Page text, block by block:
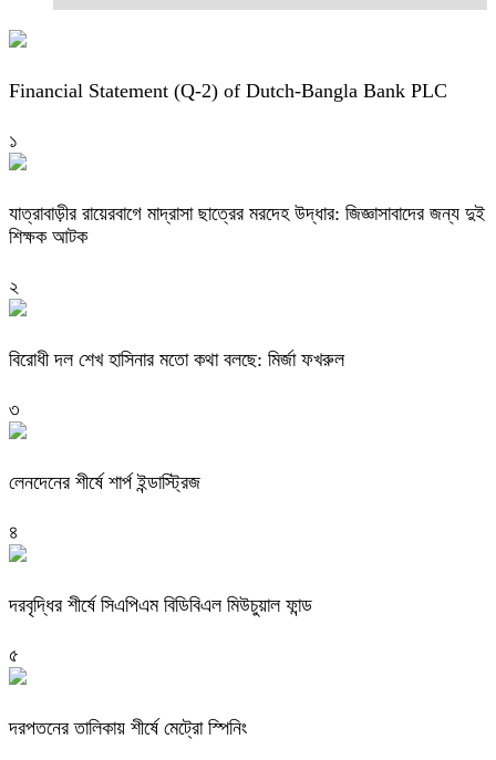
Financial Statement (Q-2) of Dutch-Bangla Bank PLC
১
যাত্রাবাড়ীর রায়েরবাগে মাদ্রাসা ছাত্রের মরদেহ উদ্ধার: জিজ্ঞাসাবাদের জন্য দুই
শিক্ষক আটক
২
বিরোধী দল শেখ হাসিনার মতো কথা বলছে: মির্জা ফখরুল
৩
লেনদেনের শীর্ষে শার্প ইন্ডাস্ট্রিজ
৪
দরবৃদ্ধির শীর্ষে সিএপিএম বিডিবিএল মিউচুয়াল ফান্ড
৫
দরপতনের তালিকায় শীর্ষে মেট্রো স্পিনিং